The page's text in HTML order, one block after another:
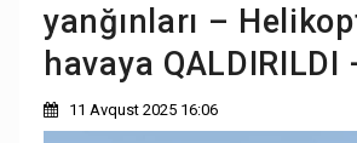
yanğınları –
havaya QALDIRILDI
11 Avqust 2025 16:06